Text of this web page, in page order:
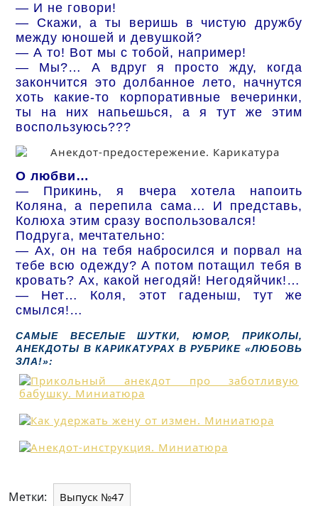
— И не говори!
— Скажи, а ты веришь в чистую дружбу
между юношей и девушкой?
— А то! Вот мы с тобой, например!
— Мы?… А вдруг я просто жду, когда
закончится это долбанное лето, начнутся
хоть какие-то корпоративные вечеринки,
ты на них напьешься, а я тут же этим
воспользуюсь???
О любви…
— Прикинь, я вчера хотела напоить
Коляна, а перепила сама… И представь,
Колюха этим сразу воспользовался!
Подруга, мечтательно:
— Ах, он на тебя набросился и порвал на
тебе всю одежду? А потом потащил тебя в
кровать? Ах, какой негодяй! Негодяйчик!…
— Нет… Коля, этот гаденыш, тут же
смылся!…
САМЫЕ ВЕСЕЛЫЕ ШУТКИ, ЮМОР, ПРИКОЛЫ,
АНЕКДОТЫ В КАРИКАТУРАХ В РУБРИКЕ «ЛЮБОВЬ
ЗЛА!»:
Метки: Выпуск №47